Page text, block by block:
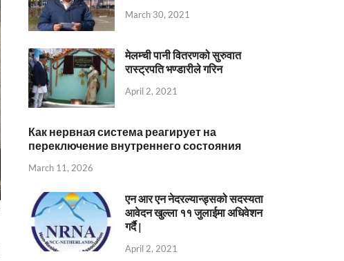
March 30, 2021
मेलम्ची पानी वितरणको सुरुवात
रास्ट्रपति भण्डारीले गरिन
April 2, 2021
Как нервная система реагирует на
переключение внутреннего состояния
March 11, 2026
एन आर एन नेदरल्यान्ड्सको सदस्यता
आवेदन खुल्ला ११ जुलाईमा अधिवेशन
गर्दै |
April 2, 2021